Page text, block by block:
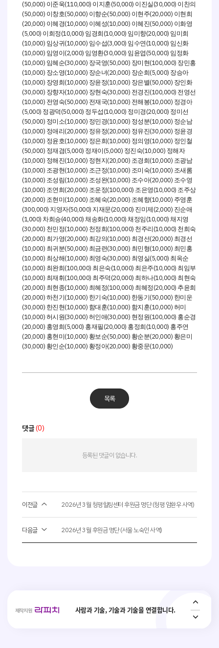
(50,000) 이준욱(110,000) 이지훈(50,000) 이진실 (30,000) 이찬의
(50,000) 이창호(50,000) 이향순(50,000) 이현주(20,000) 이현희
(20,000) 이혜경(10,000) 이혜성(10,000) 이혜진(50,000) 이화영
(5,000) 이희정 (10,000) 임경희 (10,000) 임미향(20,000) 임미희
(10,000) 임상귀 (10,000) 임수섭(3,000) 임수연 (10,000) 임신화
(10,000) 임영이 (2,000) 임영환(30,000) 임윤엽 (50,000) 임정화
(10,000) 임혜순(30,000) 장국영(50,000) 장미현(100,000) 장민홍
(10,000) 장소영(10,000) 장순녀 (20,000) 장순희 (5,000) 장승아
(10,000) 장영희 (10,000) 장윤정(10,000) 장은별(50,000) 장인화
(30,000) 장향자(10,000) 장현숙(30,000) 전경진(100,000) 전영선
(10,000) 전영숙(50,000) 전재국(10,000) 전해봉(10,000) 정경아
(5,000) 정광덕 (50,000) 정두섭 (10,000) 정미경 (20,000) 정미선
(50,000) 정미소(10,000) 정민경(10,000) 정성분(10,000) 정순남
(10,000) 정애리 (20,000) 정유정(20,000) 정유진(30,000) 정윤경
(10,000) 정윤호(10,000) 정은희 (10,000) 정의영(10,000) 정인철
(50,000) 정재겸(5,000) 정재이 (5,000) 정진숙(10,000) 정해자
(10,000) 정해진(10,000) 정현지 (20,000) 조경희 (10,000) 조광남
(10,000) 조광현(10,000) 조근정(10,000) 조미숙(10,000) 조새롬
(10,000) 조성림(10,000) 조성완(10,000) 조수아(20,000) 조수영
(10,000) 조연희 (20,000) 조운정(100,000) 조은영 (10,000) 조주상
(20,000) 조현미 (10,000) 조혜숙(20,000) 조혜향(10,000) 주영훈
(300,000) 지영자(50,000) 지재문(20,000) 진미제 (2,000) 진순애
(1,000) 차희승(40,000) 채송화(10,000) 채정임 (10,000) 채지영
(30,000) 천민정(10,000) 천정희 (100,000) 천주리 (10,000) 천희숙
(20,000) 최가영(20,000) 최강의 (10,000) 최경선(20,000) 최경선
(10,000) 최귀분(50,000) 최금련(30,000) 최민형(10,000) 최민홍
(10,000) 최상해 (10,000) 최영숙(30,000) 최영실(5,000) 최옥순
(10,000) 최완희 (100,000) 최은숙(10,000) 최은주(10,000) 최임부
(10,000) 최재휘 (100,000) 최주덕 (20,000) 최하나(10,000) 최현숙
(20,000) 최현종(10,000) 최혜정(100,000) 최혜정 (20,000) 추윤희
(20,000) 하천기 (10,000) 한기숙(10,000) 한동기 (50,000) 한미운
(30,000) 한진현(10,000) 함대훈(10,000) 함지훈(10,000) 허미
(10,000) 허시원(30,000) 허인애 (30,000) 현정원(100,000) 홍순경
(20,000) 홍영희 (5,000) 홍재필 (20,000) 홍정희 (10,000) 홍주연
(20,000) 홍현미 (10,000) 황보순(50,000) 황순분(20,000) 황은미
(30,000) 황인순(10,000) 황정아(20,000) 황중문(10,000)
목록
댓글(0)
등록된 댓글이 없습니다.
이전글 2026년 3월 청평힐링센터 후원금 명단 (청평 암환우 사역)
다음글 2026년 3월 후원금 명단 (서울 노숙인 사역)
제작지원
사회취약 계층의 복지 안전망 플랫폼 _
Conversational AI Technology